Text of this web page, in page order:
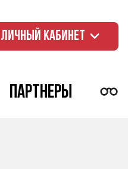
ЛИЧНЫЙ КАБИНЕТ
Партнеры